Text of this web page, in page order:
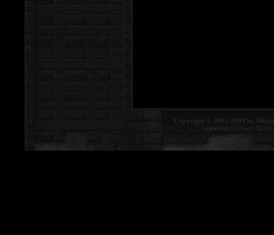
Copyright © 2005-2009 by
reserved. Contact: